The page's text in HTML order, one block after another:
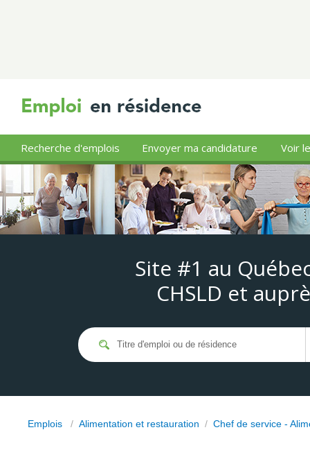
Recherche d'emplois Envoyer ma candidature Voir
Site #1 au
CHSLD et
Emplois / Alimentation et restauration / Chef de service -